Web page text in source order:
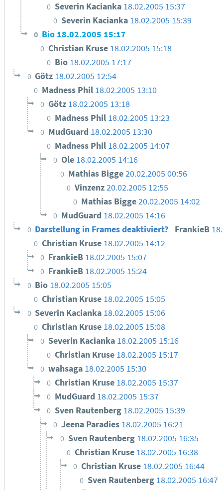
0 Severin Kacianka 18.02.2005 15:37
0 Severin Kacianka 18.02.2005 15:39
0 Bio 18.02.2005 15:17
0 Christian Kruse 18.02.2005 15:18
0 Bio 18.02.2005 17:17
0 Götz 18.02.2005 12:54
0 Madness Phil 18.02.2005 13:10
0 Götz 18.02.2005 13:18
0 Madness Phil 18.02.2005 13:23
0 MudGuard 18.02.2005 13:30
0 Madness Phil 18.02.2005 14:07
0 Ole 18.02.2005 14:16
0 Mathias Bigge20.02.2005 00:56
0 Vinzenz20.02.2005 12:55
0 Mathias Bigge20.02.2005 14:02
0 MudGuard 18.02.2005 14:16
0 Darstellung in Frames deaktiviert? FrankieB
0 Christian Kruse 18.02.2005 14:12
0 FrankieB 18.02.2005 15:07
0 FrankieB 18.02.2005 15:24
0 Bio 18.02.2005 15:05
0 Christian Kruse 18.02.2005 15:05
0 Severin Kacianka 18.02.2005 15:06
0 Christian Kruse 18.02.2005 15:08
0 Severin Kacianka 18.02.2005 15:16
0 Christian Kruse 18.02.2005 15:17
0 wahsaga 18.02.2005 15:30
0 Christian Kruse 18.02.2005 15:37
0 MudGuard 18.02.2005 15:37
0 Sven Rautenberg 18.02.2005 15:39
0 Jeena Paradies 18.02.2005 16:21
0 Sven Rautenberg 18.02.2005 16:35
0 Christian Kruse 18.02.2005 16:38
0 Christian Kruse 18.02.2005 16:44
0 Sven Rautenberg 18.02.2005 16:47